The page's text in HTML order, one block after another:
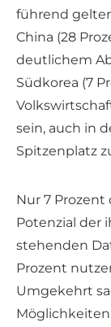
führend
China (28
deutlichem
Südkorea (7
sein, auch in
Spitzenplatz
Nur 7
Potenzial der
stehenden
Prozent
Umgekehrt
Möglichkeiten